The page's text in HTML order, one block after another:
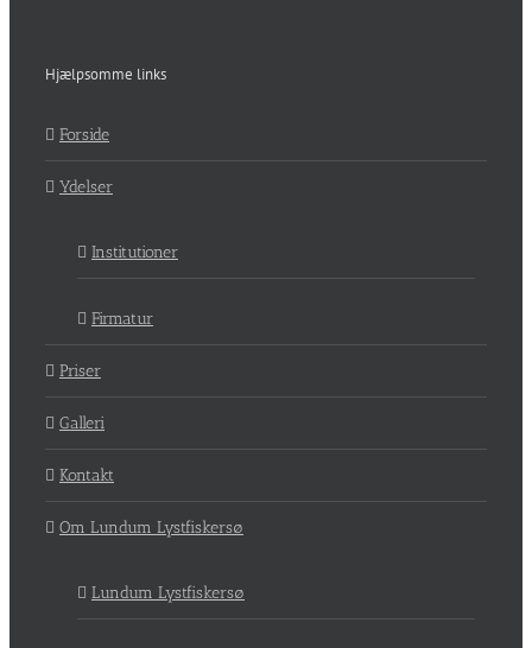
Hjælpsomme links
Forside
Ydelser
Institutioner
Firmatur
Priser
Galleri
Kontakt
Om Lundum Lystfiskersø
Lundum Lystfiskersø